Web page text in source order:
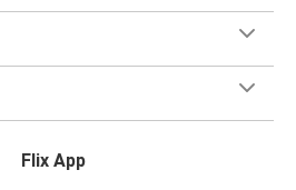
Flix App